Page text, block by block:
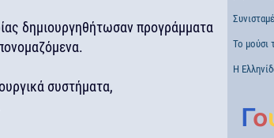
δημιουργηθήτωσαν προγράμματα
συστήματα,
Το μούσι
Η